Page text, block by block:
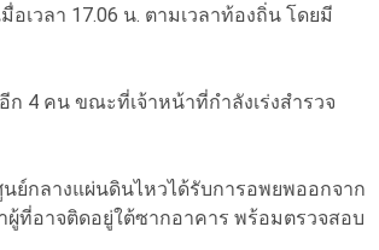
เวลา 17.06 น. ตามเวลาท้องถิ่น โดยมี
ก 4 คน ขณะที่เจ้าหน้าที่กำลังเร่งสำรวจ
ย์กลางแผ่นดินไหวได้รับการอพยพออกจาก
ที่อาจติดอยู่ใต้ซากอาคาร พร้อมตรวจสอบ